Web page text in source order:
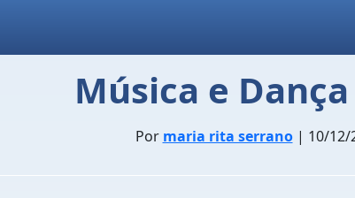
Música e
Por maria rita serrano| 10/12/